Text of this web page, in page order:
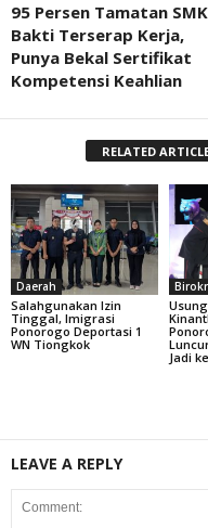
95 Persen Tamatan SMK
Bakti Terserap Kerja,
Punya Bekal Sertifikat
Kompetensi Keahlian
RELATED
Daerah
Salahgunakan Izin
Tinggal, Imigrasi
Ponorogo Deportasi 1
WN Tiongkok
Jadi
LEAVE A REPLY